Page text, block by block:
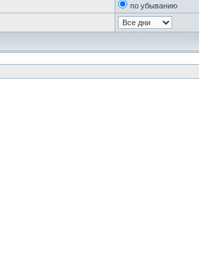
по убыванию